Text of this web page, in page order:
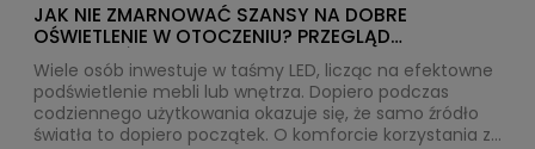
JAK NIE ZMARNOWAĆ SZANSY NA DOBRE
OŚWIETLENIE W OTOCZENIU? PRZEGLĄD
PRODUKTÓW DESIGN LIGHT
Wiele osób inwestuje w taśmy LED, licząc na efektowne
podświetlenie mebli lub wnętrza. Dopiero podczas
codziennego użytkowania okazuje się, że samo źródło
światła to dopiero początek. O komforcie korzystania z